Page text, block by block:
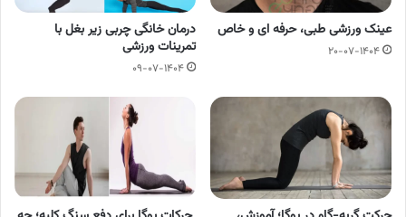
عینک ورزشی طبی، حرفه ای و خاص
۲۰-۰۷-۱۴۰۴
درمان خانگی چربی زیر بغل با
تمرینات ورزشی
۰۹-۰۷-۱۴۰۴